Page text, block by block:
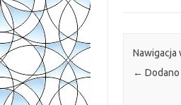
Nawigacja
←